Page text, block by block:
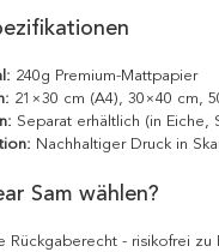
240g Premium-Mattpapier
21×30 cm (A4), 30×40 cm,
Separat erhältlich (in Eiche,
Nachhaltiger Druck in
Sam wählen?
Rückgaberecht - risikofrei zu